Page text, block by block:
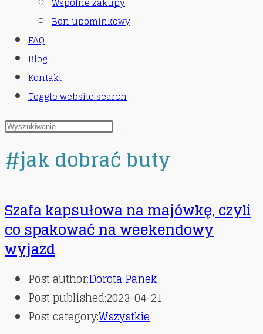
Bon upominkowy
FAQ
Blog
Kontakt
Toggle website search
#jak dobrać buty
Szafa kapsułowa na majówkę, czyli
co spakować na weekendowy
wyjazd
Post author:Dorota Panek
Post published:2023-04-21
Post category:Wszystkie